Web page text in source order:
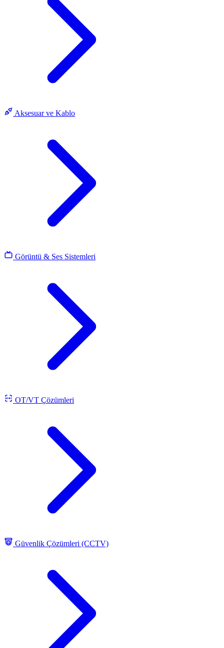
Aksesuar ve Kablo
Görüntü & Ses Sistemleri
OT/VT Çözümleri
Güvenlik Çözümleri (CCTV)